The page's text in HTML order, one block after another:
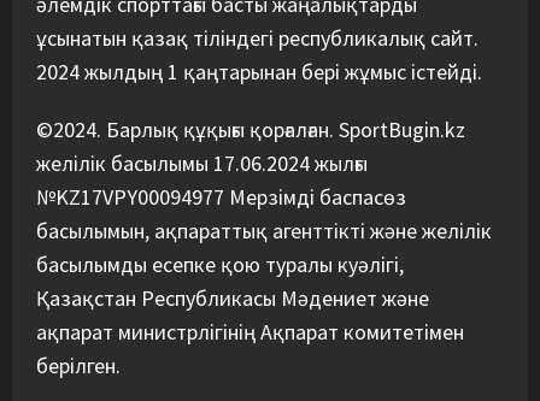
5
ұсынатын қазақ тіліндегі республикалық сайт.
2024 жылдың 1 қаңтарынан бері жұмыс істейді.
©2024. Барлық құқығы қорғалған. SportBugin.kz
желілік басылымы 17.06.2024 жылғы
№KZ17VPY00094977 Мерзімді баспасөз
басылымын, ақпараттық агенттікті және желілік
басылымды есепке қою туралы куәлігі,
Қазақстан Республикасы Мәдениет және
ақпарат министрлігінің Ақпарат комитетімен
берілген.